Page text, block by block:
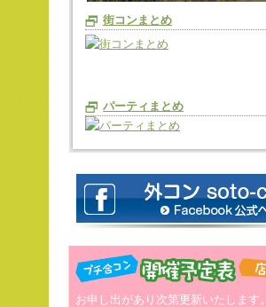
街コンまとめ
パーティまとめ
お申し出があり次第更新いたします。